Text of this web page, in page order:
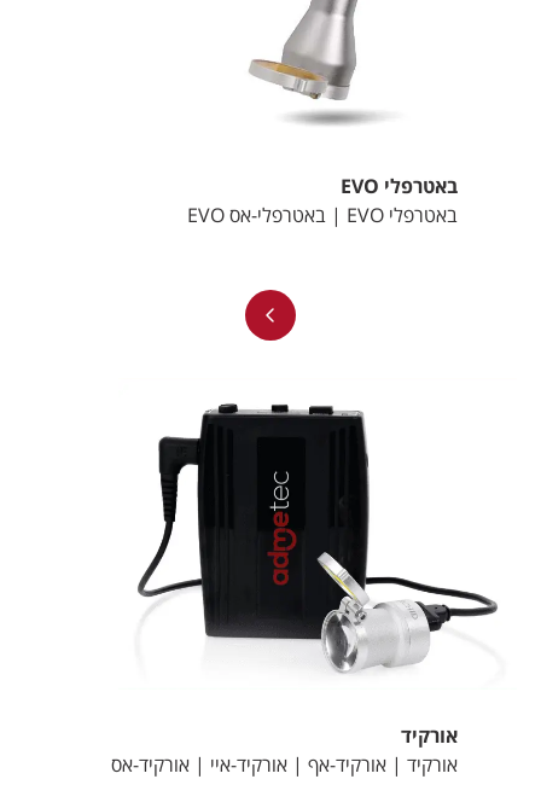
באטרפלי EVO
באטרפלי EVO | באטרפלי-אס EVO
אורקיד
אורקיד | אורקיד-אף | אורקיד-איי | אורקיד-אס